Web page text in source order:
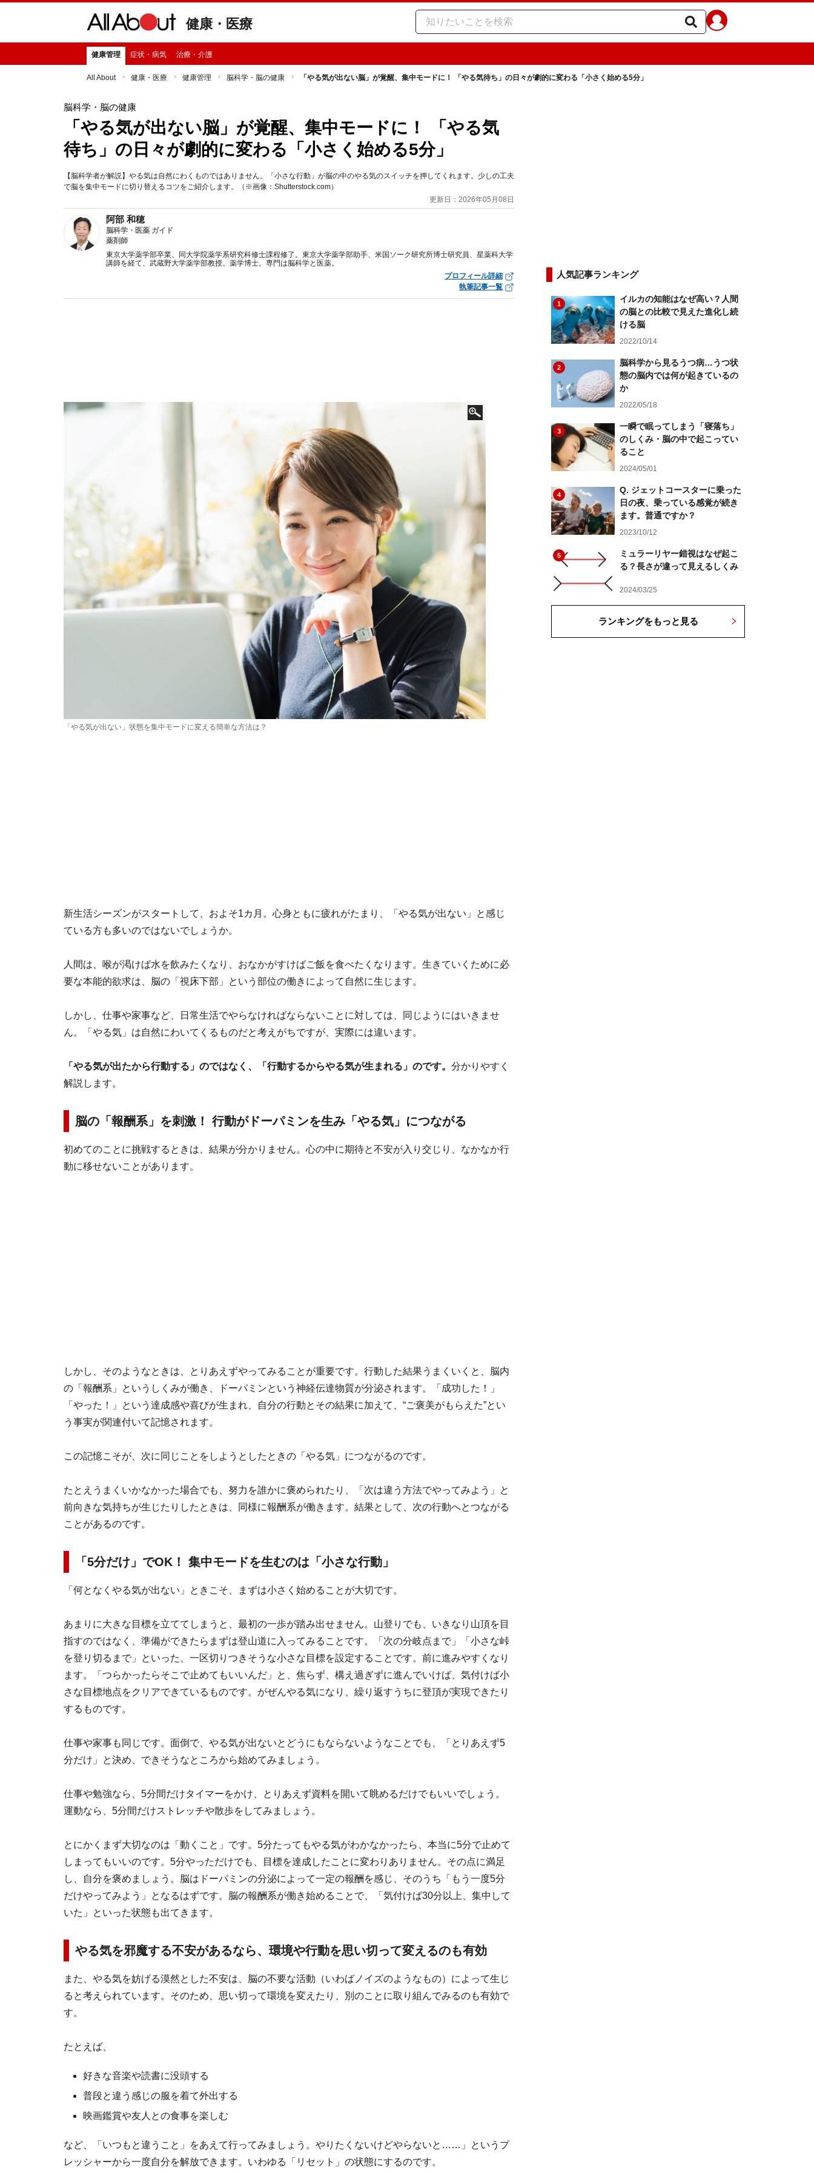
健康・医療
健康管理 症状・病気 治療・介護
All About 健康・医療 健康管理 脳科学・脳の健康 「やる気が出ない脳」が覚醒、集中モードに！ 「やる気待ち」の日々が劇的に変わる「小さく始める5分」
脳科学・脳の健康
「やる気が出ない脳」が覚醒、集中モードに！ 「やる気
待ち」の日々が劇的に変わる「小さく始める5分」
【脳科学者が解説】やる気は自然にわくものではありません。「小さな行動」が脳の中のやる気のスイッチを押してくれます。少しの工夫
で脳を集中モードに切り替えるコツをご紹介します。（※画像：Shutterstock.com）
更新日：2026年05月08日
阿部 和穂
脳科学・医薬 ガイド
薬剤師
東京大学薬学部卒業、同大学院薬学系研究科修士課程修了。東京大学薬学部助手、米国ソーク研究所博士研究員、星薬科大学
講師を経て、武蔵野大学薬学部教授。薬学博士。専門は脳科学と医薬。
プロフィール詳細
執筆記事一覧
「やる気が出ない」状態を集中モードに変える簡単な方法は？
新生活シーズンがスタートして、およそ1カ月。心身ともに疲れがたまり、「やる気が出ない」と感じ
ている方も多いのではないでしょうか。
人間は、喉が渇けば水を飲みたくなり、おなかがすけばご飯を食べたくなります。生きていくために必
要な本能的欲求は、脳の「視床下部」という部位の働きによって自然に生じます。
しかし、仕事や家事など、日常生活でやらなければならないことに対しては、同じようにはいきませ
ん。「やる気」は自然にわいてくるものだと考えがちですが、実際には違います。
「やる気が出たから行動する」のではなく、「行動するからやる気が生まれる」のです。 分かりやすく
解説します。
脳の「報酬系」を刺激！ 行動がドーパミンを生み「やる気」につながる
初めてのことに挑戦するときは、結果が分かりません。心の中に期待と不安が入り交じり、なかなか行
動に移せないことがあります。
しかし、そのようなときは、とりあえずやってみることが重要です。行動した結果うまくいくと、脳内
の「報酬系」というしくみが働き、ドーパミンという神経伝達物質が分泌されます。「成功した！」
「やった！」という達成感や喜びが生まれ、自分の行動とその結果に加えて、“ご褒美がもらえた”とい
う事実が関連付いて記憶されます。
この記憶こそが、次に同じことをしようとしたときの「やる気」につながるのです。
たとえうまくいかなかった場合でも、努力を誰かに褒められたり、「次は違う方法でやってみよう」と
前向きな気持ちが生じたりしたときは、同様に報酬系が働きます。結果として、次の行動へとつながる
ことがあるのです。
「5分だけ」でOK！ 集中モードを生むのは「小さな行動」
「何となくやる気が出ない」ときこそ、まずは小さく始めることが大切です。
あまりに大きな目標を立ててしまうと、最初の一歩が踏み出せません。山登りでも、いきなり山頂を目
指すのではなく、準備ができたらまずは登山道に入ってみることです。「次の分岐点まで」「小さな峠
を登り切るまで」といった、一区切りつきそうな小さな目標を設定することです。前に進みやすくなり
ます。「つらかったらそこで止めてもいいんだ」と、焦らず、構え過ぎずに進んでいけば、気付けば小
さな目標地点をクリアできているものです。がぜんやる気になり、繰り返すうちに登頂が実現できたり
するものです。
仕事や家事も同じです。面倒で、やる気が出ないとどうにもならないようなことでも、「とりあえず5
分だけ」と決め、できそうなところから始めてみましょう。
仕事や勉強なら、5分間だけタイマーをかけ、とりあえず資料を開いて眺めるだけでもいいでしょう。
運動なら、5分間だけストレッチや散歩をしてみましょう。
とにかくまず大切なのは「動くこと」です。5分たってもやる気がわかなかったら、本当に5分で止めて
しまってもいいのです。5分やっただけでも、目標を達成したことに変わりありません。その点に満足
し、自分を褒めましょう。脳はドーパミンの分泌によって一定の報酬を感じ、そのうち「もう一度5分
だけやってみよう」となるはずです。脳の報酬系が働き始めることで、「気付けば30分以上、集中して
いた」といった状態も出てきます。
やる気を邪魔する不安があるなら、環境や行動を思い切って変えるのも有効
また、やる気を妨げる漠然とした不安は、脳の不要な活動（いわばノイズのようなもの）によって生じ
ると考えられています。そのため、思い切って環境を変えたり、別のことに取り組んでみるのも有効で
す。
たとえば、
好きな音楽や読書に没頭する
普段と違う感じの服を着て外出する
映画鑑賞や友人との食事を楽しむ
など、「いつもと違うこと」をあえて行ってみましょう。やりたくないけどやらないと……」というプ
レッシャーから一度自分を解放できます。いわゆる「リセット」の状態にするのです。
人気記事ランキング
1
イルカの知能はなぜ高い？人間
の脳との比較で見えた進化し続
ける脳
2022/10/14
2
脳科学から見るうつ病…うつ状
態の脳内では何が起きているの
か
2022/05/18
3
一瞬で眠ってしまう「寝落ち」
のしくみ・脳の中で起こってい
ること
2024/05/01
4
Q. ジェットコースターに乗った
日の夜、乗っている感覚が続き
ます。普通ですか？
2023/10/12
5
ミュラーリヤー錯視はなぜ起こ
る？長さが違って見えるしくみ
2024/03/25
ランキングをもっと見る